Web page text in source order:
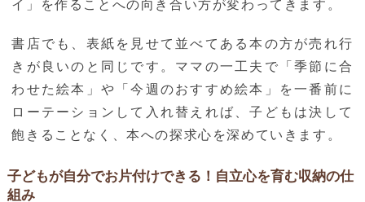
イ」を作ることへの向き合い方が変わってきます。
書店でも、表紙を見せて並べてある本の方が売れ行
きが良いのと同じです。ママの一工夫で「季節に合
わせた絵本」や「今週のおすすめ絵本」を一番前に
ローテーションして入れ替えれば、子どもは決して
飽きることなく、本への探求心を深めていきます。
子どもが自分でお片付けできる！自立心を育む収納の仕
組み